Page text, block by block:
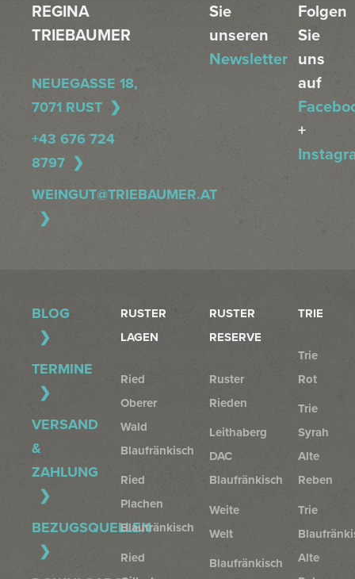
REGINA
TRIEBAUMER
NEUEGASSE 18,
7071 RUST
+43 676 724
8797
WEINGUT@TRIEBAUMER.AT
Sie
unseren
Newsletter
Folgen
Sie
uns
auf
+
BLOG
TERMINE
VERSAND
&
ZAHLUNG
BEZUGSQUELLEN
RUSTER
LAGEN
Ried
Oberer
Wald
Blaufränkisch
Ried
Plachen
Blaufränkisch
Ried
RUSTER
RESERVE
Ruster
Rieden
Leithaberg
DAC
Blaufränkisch
Weite
Welt
Blaufränkisch
TRIE
Trie
Rot
Trie
Syrah
Alte
Reben
Trie
Alte